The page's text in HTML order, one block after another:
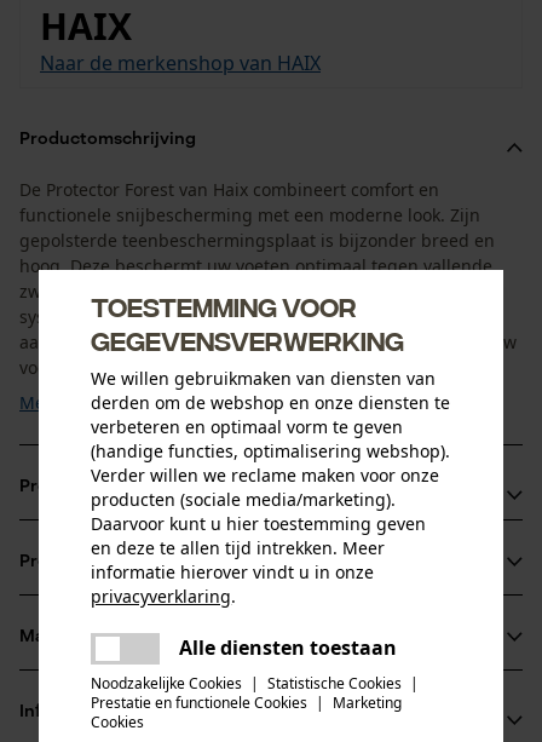
HAIX
Naar de merkenshop van HAIX
Productomschrijving
De Protector Forest van Haix combineert comfort en
functionele snijbescherming met een moderne look. Zijn
gepolsterde teenbeschermingsplaat is bijzonder breed en
hoog. Deze beschermt uw voeten optimaal tegen vallende
zware voorwerpen, zoals takken. Dankzij het 2-zone lacing
system van Haix kunt u het voet- en schachtgebied apart
aansnoeren. Hierdoor sluit de zaagschoen perfect aan op uw
voet ...
Meer tonen
Productvoordelen
Actief ademend en waterdicht door Gore-Tex
Performance
Optimaal klimaatcomfort voor alle seizoenen onder de
hoogste belastingen
Vibram-zool, slijtvast en antislip
Productinformatie
Activiteitstype
beschermen, werken, ongevallenpreventie
Materiaal & onderhoud
Materiaal
Informatie van de fabrikant
Toestemming voor
gegevensverwerking
We willen gebruikmaken van diensten van
derden om de webshop en onze diensten te
verbeteren en optimaal vorm te geven
(handige functies, optimalisering webshop).
Verder willen we reclame maken voor onze
producten (sociale media/marketing).
Daarvoor kunt u hier toestemming geven
en deze te allen tijd intrekken. Meer
informatie hierover vindt u in onze
privacyverklaring.
Alle diensten toestaan
Noodzakelijke Cookies | Statistische Cookies |
Prestatie en functionele Cookies |
Marketing
Cookies
Er is een fout opgetreden. Gelieve
het opnieuw te proberen.
delen
mail